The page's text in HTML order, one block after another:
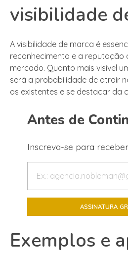
visibilidade
A visibilidade de marca é
reconhecimento e a reputação
mercado. Quanto mais visível
será a probabilidade de atrair
os existentes e se destacar da
Antes de
Inscreva-se para
Exemplos e